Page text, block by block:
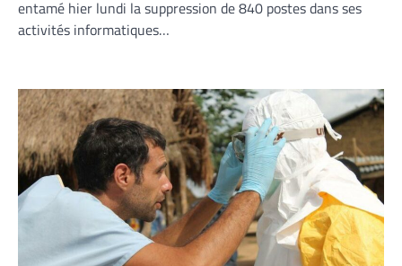
entamé hier lundi la suppression de 840 postes dans ses
activités informatiques…